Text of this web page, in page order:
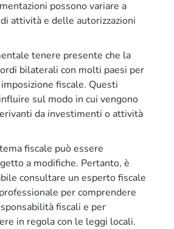
possono variare a
attività e delle autorizzazioni
tenere presente che la
bilaterali con molti paesi per
fiscale. Questi
sul modo in cui vengono
da investimenti o attività
fiscale può essere
a modifiche. Pertanto, è
consultare un esperto fiscale
per comprendere
fiscali e per
in regola con le leggi locali.